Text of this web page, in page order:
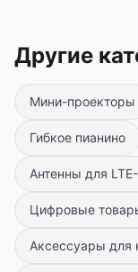
Другие
Мини-проекторы
Гибкое пианино
Антенны для
Цифровые
Аксессуары для